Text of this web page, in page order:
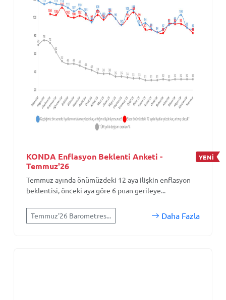
KONDA Enflasyon Beklenti Anketi -
Temmuz'26
YENİ
Temmuz ayında önümüzdeki 12 aya ilişkin enflasyon
beklentisi, önceki aya göre 6 puan gerileye...
Temmuz'26 Barometres... Daha Fazla